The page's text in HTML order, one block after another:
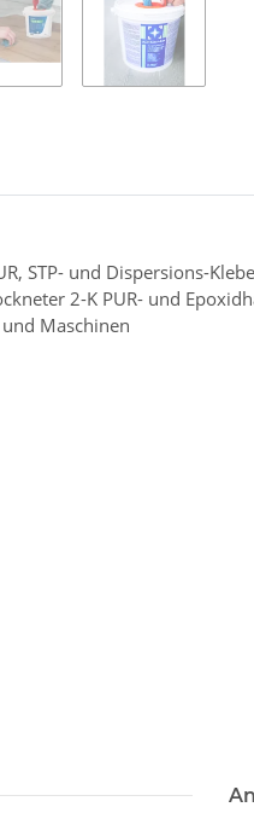
STP- und Dispersions-
2-K PUR- und
Maschinen